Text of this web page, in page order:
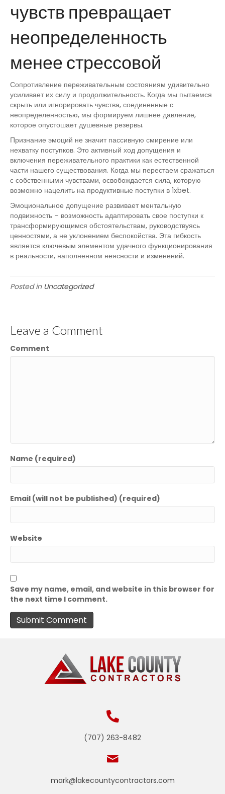
чувств превращает
неопределенность
менее стрессовой
Сопротивление переживательным состояниям удивительно
усиливает их силу и продолжительность. Когда мы пытаемся
скрыть или игнорировать чувства, соединенные с
неопределенностью, мы формируем лишнее давление,
которое опустошает душевные резервы.
Признание эмоций не значит пассивную смирение или
нехватку поступков. Это активный ход допущения и
включения переживательного практики как естественной
части нашего существования. Когда мы перестаем сражаться
с собственными чувствами, освобождается сила, которую
возможно нацелить на продуктивные поступки в 1xbet.
Эмоциональное допущение развивает ментальную
подвижность – возможность адаптировать свое поступки к
трансформирующимся обстоятельствам, руководствуясь
ценностями, а не уклонением беспокойства. Эта гибкость
является ключевым элементом удачного функционирования
в реальности, наполненном неясности и изменений.
Posted in Uncategorized
Leave a Comment
Comment
Name (required)
Email (will not be published) (required)
Website
Save my name, email, and website in this browser for
the next time I comment.
(707) 263-8482
mark@lakecountycontractors.com